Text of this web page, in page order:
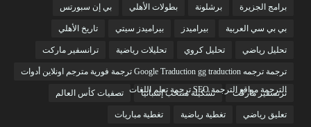
برامج الجزيرة برشلونة بطولات الأهلي بي إن سبورتس
بي بي سي العربية بيراميدز بيراميدز سيتي تاريخ الأهلي
تحليل رياضي تحليل كروي تحليلات رياضية ترانسفير ماركت
ترجمة ترجمه Google Traduction gg traduction ترجمة فورية مترجم اونلاين أدوات
الترجمة مواقع الترجمة SEO ترجمة تعلم اللغات
ترنسفير ماركت تشكيلة منتخب إسبانيا تصفيات كأس العالم
تعليق رياضي تغطية رياضية تغطية مباريات